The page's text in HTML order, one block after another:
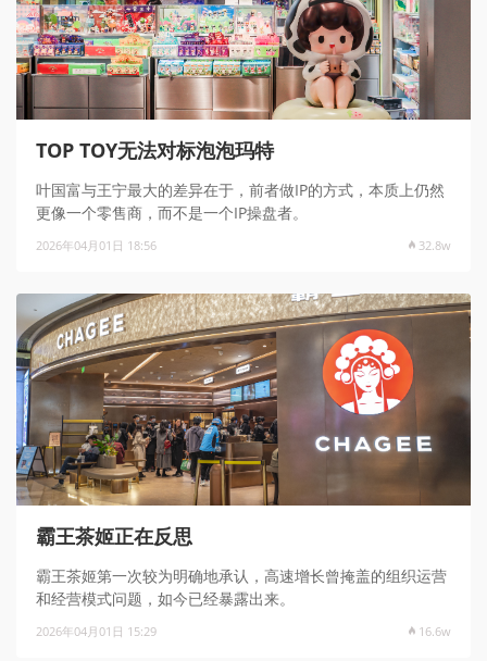
TOP TOY无法对标泡泡玛特
叶国富与王宁最大的差异在于，前者做IP的方式，本质上仍然
更像一个零售商，而不是一个IP操盘者。
2026年04月01日 18:56 32.8w
霸王茶姬正在反思
霸王茶姬第一次较为明确地承认，高速增长曾掩盖的组织运营
和经营模式问题，如今已经暴露出来。
2026年04月01日 15:29 16.6w